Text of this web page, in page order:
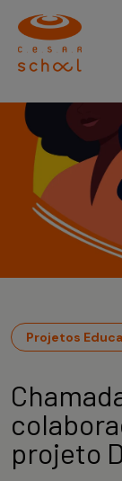
Projetos
projeto